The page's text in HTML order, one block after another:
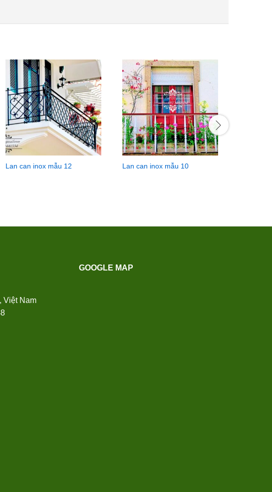
Lan can inox mẫu 12 Lan can inox mẫu 10
Việt Nam
GOOGLE MAP